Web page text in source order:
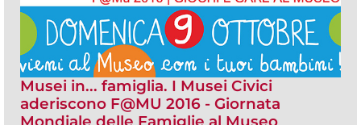
Musei in... famiglia. I Musei Civici
aderiscono F@MU 2016 - Giornata
Mondiale delle Famiglie al Museo